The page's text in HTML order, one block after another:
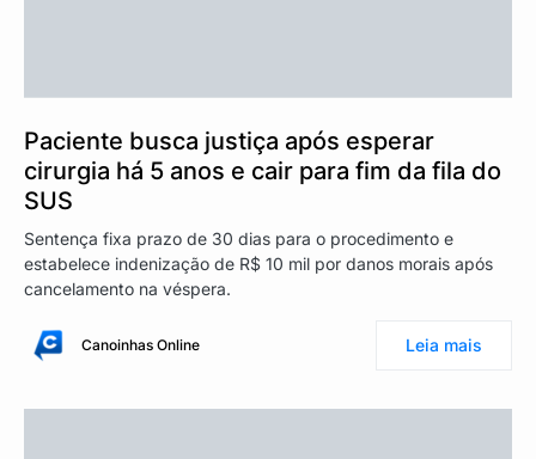
Paciente busca justiça após esperar
cirurgia há 5 anos e cair para fim da fila do
SUS
Sentença fixa prazo de 30 dias para o procedimento e
estabelece indenização de R$ 10 mil por danos morais após
cancelamento na véspera.
Canoinhas Online Leia mais